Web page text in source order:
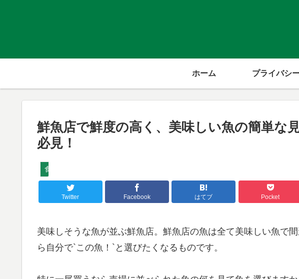
ホーム プライバシ
鮮魚店で鮮度の高く、美味しい魚の簡単な
必見！
食
Twitter Facebook はてブ Pocket
美味しそうな魚が並ぶ鮮魚店。鮮魚店の魚は全て美味しい魚で
ら自分で`この魚！ `と選びたくなるものです。